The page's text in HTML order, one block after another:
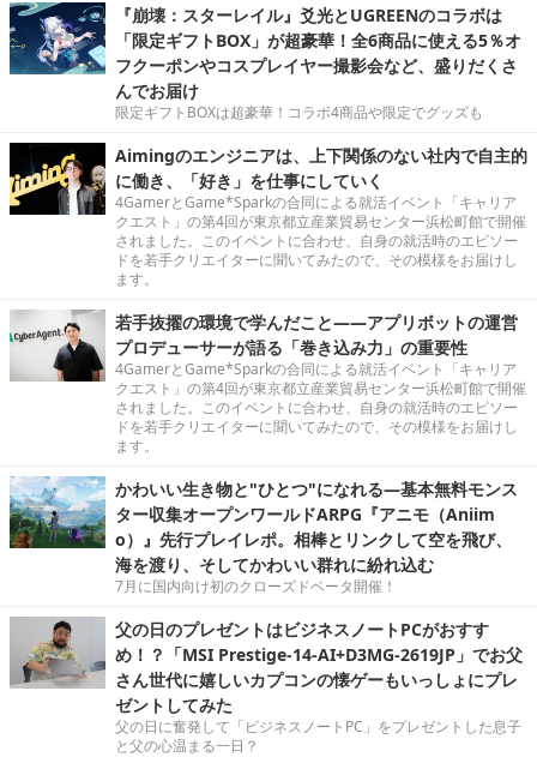
『崩壊：スターレイル』爻光とUGREENのコラボは
「限定ギフトBOX」が超豪華！全6商品に使える5％オ
フクーポンやコスプレイヤー撮影会など、盛りだくさ
んでお届け
限定ギフトBOXは超豪華！コラボ4商品や限定でグッズも
Aimingのエンジニアは、上下関係のない社内で自主的
に働き、「好き」を仕事にしていく
4GamerとGame*Sparkの合同による就活イベント「キャリア
クエスト」の第4回が東京都立産業貿易センター浜松町館で開催
されました。このイベントに合わせ、自身の就活時のエピソー
ドを若手クリエイターに聞いてみたので、その模様をお届けし
ます。
若手抜擢の環境で学んだこと――アプリボットの運営
プロデューサーが語る「巻き込み力」の重要性
4GamerとGame*Sparkの合同による就活イベント「キャリア
クエスト」の第4回が東京都立産業貿易センター浜松町館で開催
されました。このイベントに合わせ、自身の就活時のエピソー
ドを若手クリエイターに聞いてみたので、その模様をお届けし
ます。
かわいい生き物と"ひとつ"になれる―基本無料モンス
ター収集オープンワールドARPG『アニモ（Aniim
o）』先行プレイレポ。相棒とリンクして空を飛び、
海を渡り、そしてかわいい群れに紛れ込む
7月に国内向け初のクローズドベータ開催！
父の日のプレゼントはビジネスノートPCがおすす
め！？「MSI Prestige-14-AI+D3MG-2619JP」でお父
さん世代に嬉しいカプコンの懐ゲーもいっしょにプレ
ゼントしてみた
父の日に奮発して「ビジネスノートPC」をプレゼントした息子
と父の心温まる一日？